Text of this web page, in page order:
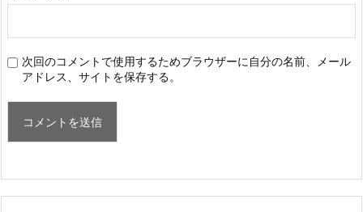
次回のコメントで使用するためブラウザーに自分の名前、メール
アドレス、サイトを保存する。